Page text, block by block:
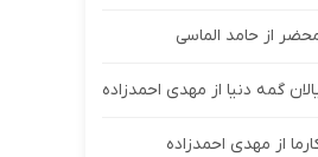
از حامد الماسی
گمه دنیا از مهدی احمدزاده
از مهدی احمدزاده